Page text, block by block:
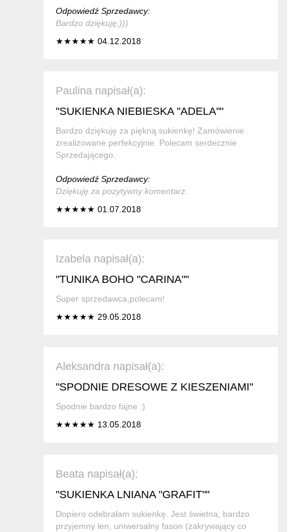
Odpowiedź Sprzedawcy:
Bardzo dziękuję;)))
★★★★★ 04.12.2018
Paulina napisał(a):
"SUKIENKA NIEBIESKA "ADELA""
Bardzo dziękuję za piękną sukienkę! Zamówienie
zrealizowane perfekcyjnie. Polecam serdecznie
Sprzedającego.
Odpowiedź Sprzedawcy:
Dziękuję za pozytywny komentarz.
★★★★★ 01.07.2018
Izabela napisał(a):
"TUNIKA BOHO "CARINA""
Super sprzedawca,polecam!
★★★★★ 29.05.2018
Aleksandra napisał(a):
"SPODNIE DRESOWE Z KIESZENIAMI"
Spodnie bardzo fajne :)
★★★★★ 13.05.2018
Beata napisał(a):
"SUKIENKA LNIANA "GRAFIT""
Dopiero odebrałam sukienkę. Jest świetna, bardzo
przyjemny len, uniwersalny fason (zakrywający co